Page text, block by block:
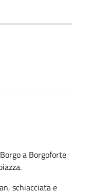
a Borgoforte
schiacciata e